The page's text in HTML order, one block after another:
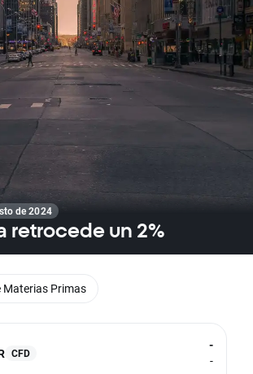
de 2024
retrocede un 2%
CFD
-
-
Materias Primas